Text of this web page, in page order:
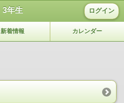
3年生 ログイン
新着情報 カレンダー